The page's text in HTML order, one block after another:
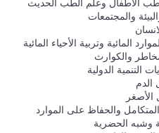
والمجتمعات
المائية وتربية الأحياء المائية
والكوارث
الدولية
والحفاظ على الموارد
وشبه الحضرية